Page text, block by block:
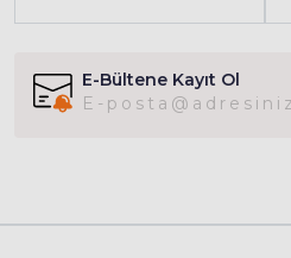
E-Bültene Kayıt Ol